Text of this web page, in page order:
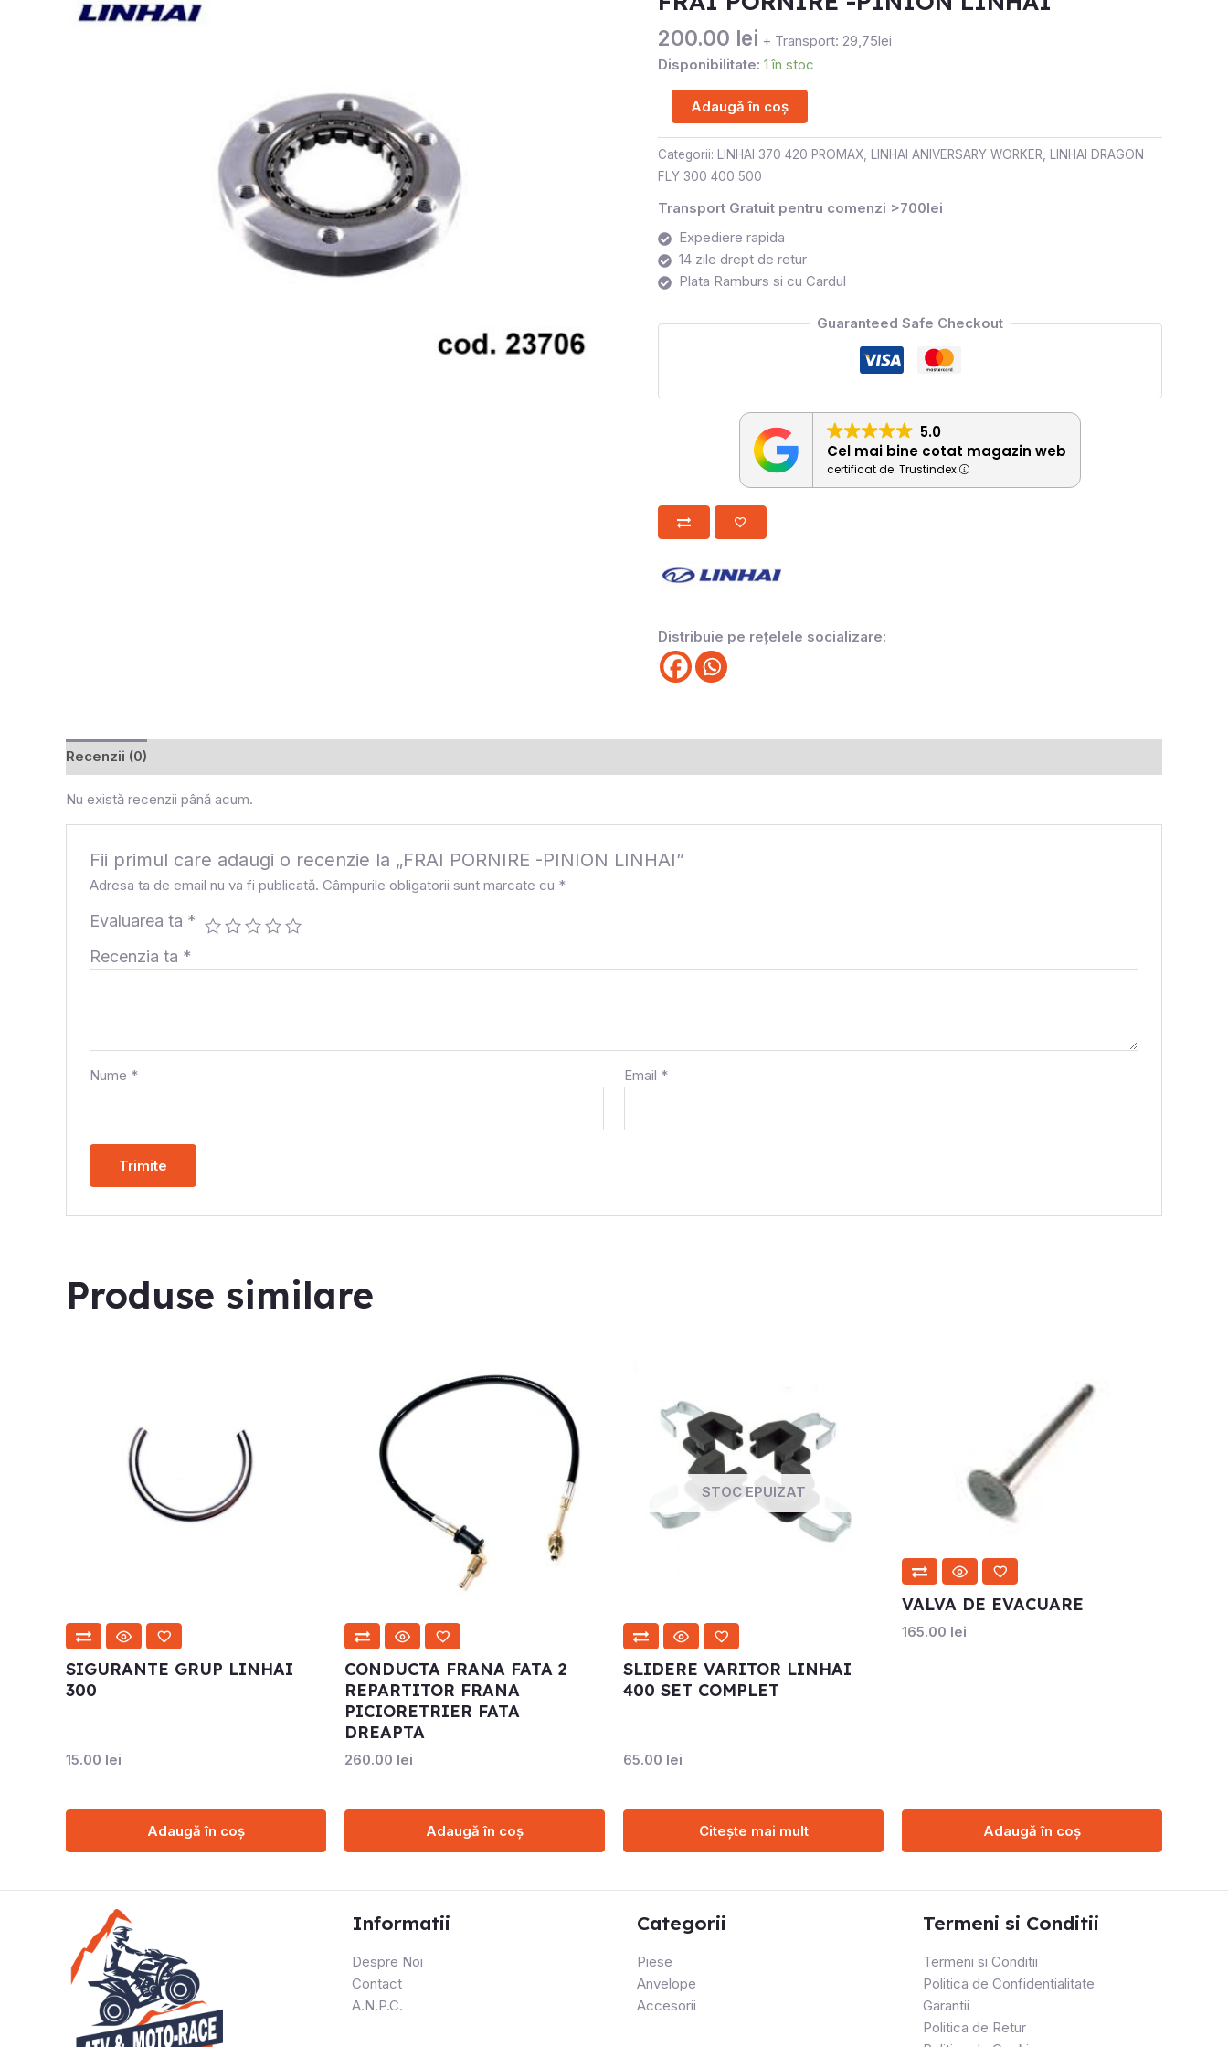
200.00 lei + Transport: 29,75lei
Disponibilitate: 1 în stoc
LINHAI
Adaugă în coș
Categorii: LINHAI 370 420 PROMAX, LINHAI ANIVERSARY WORKER, LINHAI DRAGON
FLY 300 400 500
Transport Gratuit pentru comenzi >700lei
Expediere rapida
14 zile drept de retur
Plata Ramburs si cu Cardul
Guaranteed Safe Checkout
5.0
Cel mai bine cotat magazin web
certificat de: Trustindex
Distribuie pe rețelele socializare:
Recenzii (0)
Nu există recenzii până acum.
Fii primul care adaugi o recenzie la „FRAI PORNIRE -PINION LINHAI”
Adresa ta de email nu va fi publicată. Câmpurile obligatorii sunt marcate cu *
Evaluarea ta *
Recenzia ta *
Nume * Email *
Produse similare
SIGURANTE GRUP LINHAI
300
15.00 lei
Adaugă în coș
CONDUCTA FRANA FATA 2
REPARTITOR FRANA
PICIORETRIER FATA
DREAPTA
260.00 lei
Adaugă în coș
STOC EPUIZAT
SLIDERE VARITOR LINHAI
400 SET COMPLET
65.00 lei
Citește mai mult
VALVA DE EVACUARE
165.00 lei
Adaugă în coș
Informatii
Despre Noi
Contact
A.N.P.C.
Categorii
Piese
Anvelope
Accesorii
Termeni si Conditii
Termeni si Conditii
Politica de Confidentialitate
Garantii
Politica de Retur